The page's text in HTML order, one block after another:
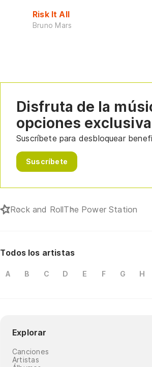
Risk It All
Bruno Mars
Disfruta de la
opciones
Suscríbete para desbloquear
Suscríbete
Rock and RollThe Power Station
Todos los artistas
A B C D E F G H
Explorar
Canciones
Artistas